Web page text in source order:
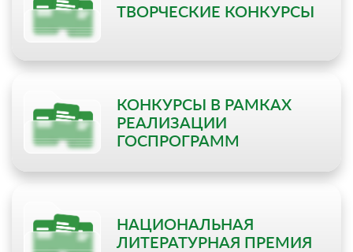
ТВОРЧЕСКИЕ КОНКУРСЫ
КОНКУРСЫ В РАМКАХ
РЕАЛИЗАЦИИ
ГОСПРОГРАММ
НАЦИОНАЛЬНАЯ
ЛИТЕРАТУРНАЯ ПРЕМИЯ